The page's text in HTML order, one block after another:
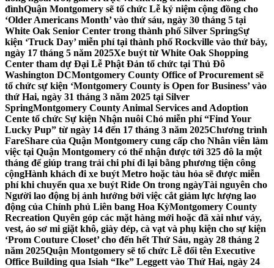
đìnhQuận Montgomery sẽ tổ chức Lễ kỷ niệm cộng đồng cho
‘Older Americans Month’ vào thứ sáu, ngày 30 tháng 5 tại
White Oak Senior Center trong thành phố Silver SpringSự
kiện ‘Truck Day’ miễn phí tại thành phố Rockville vào thứ bảy,
ngày 17 tháng 5 năm 2025Xe buýt từ White Oak Shopping
Center tham dự Đại Lễ Phật Đản tổ chức tại Thủ Đô
Washington DCMontgomery County Office of Procurement sẽ
tổ chức sự kiện ‘Montgomery County is Open for Business’ vào
thứ Hai, ngày 31 tháng 3 năm 2025 tại Silver
SpringMontgomery County Animal Services and Adoption
Cente tổ chức Sự kiện Nhận nuôi Chó miễn phí “Find Your
Lucky Pup” từ ngày 14 đến 17 tháng 3 năm 2025Chương trình
FareShare của Quận Montgomery cung cấp cho Nhân viên làm
việc tại Quận Montgomery có thể nhận được tới 325 đô la một
tháng để giúp trang trải chi phí đi lại bằng phương tiện công
cộngHành khách đi xe buýt Metro hoặc tàu hỏa sẽ được miễn
phí khi chuyển qua xe buýt Ride On trong ngàyTài nguyên cho
Người lao động bị ảnh hưởng bởi việc cắt giảm lực lượng lao
động của Chính phủ Liên bang Hoa KỳMontgomery County
Recreation Quyên góp các mặt hàng mới hoặc đã xài như váy,
vest, áo sơ mi giặt khô, giày dép, cà vạt và phụ kiện cho sự kiện
‘Prom Couture Closet’ cho đến hết Thứ Sáu, ngày 28 tháng 2
năm 2025Quận Montgomery sẽ tổ chức Lễ đổi tên Executive
Office Building qua Isiah “Ike” Leggett vào Thứ Hai, ngày 24